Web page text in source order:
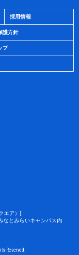
採用情報
護方針
プ
エア）]
とみらいキャンパス内
Reserved.